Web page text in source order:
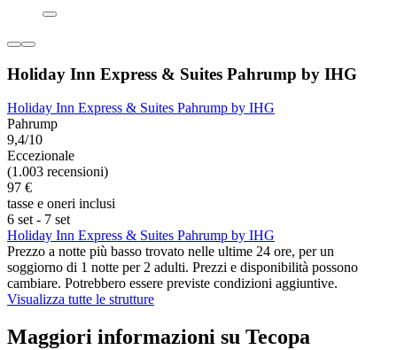
Holiday Inn Express & Suites Pahrump by IHG
Holiday Inn Express & Suites Pahrump by IHG
Pahrump
9,4/10
Eccezionale
(1.003 recensioni)
97 €
tasse e oneri inclusi
6 set - 7 set
Holiday Inn Express & Suites Pahrump by IHG
Prezzo a notte più basso trovato nelle ultime 24 ore, per un
soggiorno di 1 notte per 2 adulti. Prezzi e disponibilità possono
cambiare. Potrebbero essere previste condizioni aggiuntive.
Visualizza tutte le strutture
Maggiori informazioni su Tecopa